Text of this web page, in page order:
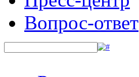
Вопрос-ответ